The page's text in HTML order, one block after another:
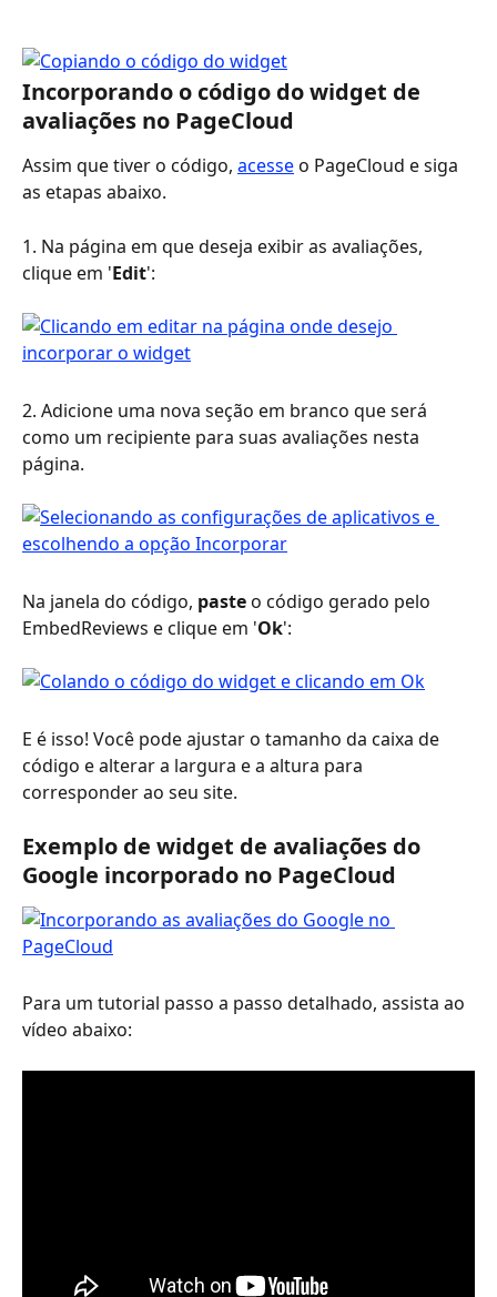
Incorporando o código do widget de
avaliações no PageCloud
Assim que tiver o código, acesse o PageCloud e siga
as etapas abaixo.
1. Na página em que deseja exibir as avaliações,
clique em 'Edit':
2. Adicione uma nova seção em branco que será
como um recipiente para suas avaliações nesta
página.
Na janela do código, paste o código gerado pelo
EmbedReviews e clique em 'Ok':
E é isso! Você pode ajustar o tamanho da caixa de
código e alterar a largura e a altura para
corresponder ao seu site.
Exemplo de widget de avaliações do
Google incorporado no PageCloud
Para um tutorial passo a passo detalhado, assista ao
vídeo abaixo: